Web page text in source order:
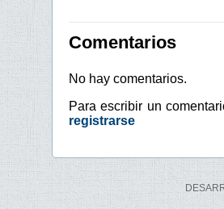
Comentarios
No hay comentarios.
Para escribir un
registrarse